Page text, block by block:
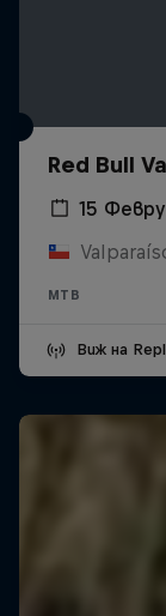
Red Bull
15
MTB
Виж на